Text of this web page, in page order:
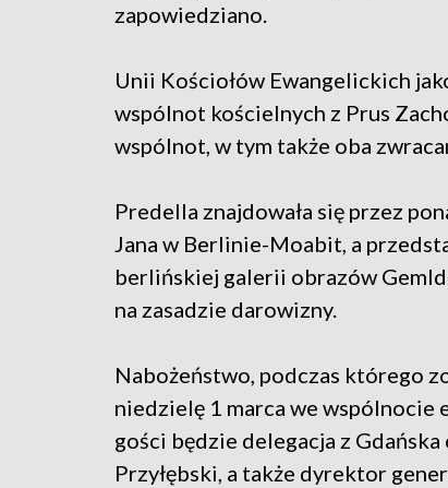
zapowiedziano.
Unii Kościołów Ewangelickich
wspólnot kościelnych z Prus
wspólnot, w tym także oba
Predella znajdowała się przez
Jana w Berlinie-Moabit, a
berlińskiej galerii obrazów
na zasadzie darowizny.
Nabożeństwo, podczas którego
niedzielę 1 marca we
gości będzie delegacja z
Przyłębski, a także dyrektor